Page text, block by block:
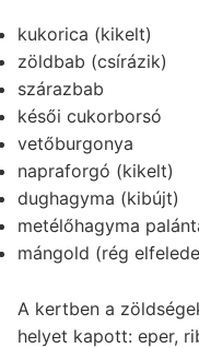
kukorica (kikelt)
zöldbab (csírázik)
szárazbab
késői cukorborsó
vetőburgonya
napraforgó (kikelt)
dughagyma (kibújt)
metélőhagyma
mángold (rég
A kertben a
helyet kapott: eper,